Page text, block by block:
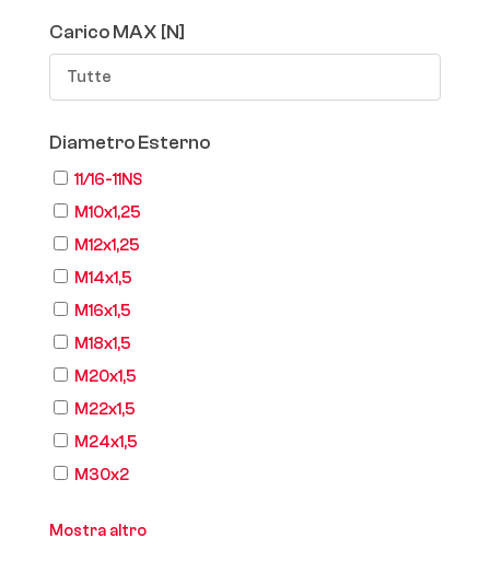
Carico MAX [N]
Tutte
Diametro Esterno
11/16-11NS
M10x1,25
M12x1,25
M14x1,5
M16x1,5
M18x1,5
M20x1,5
M22x1,5
M24x1,5
M30x2
Mostra altro